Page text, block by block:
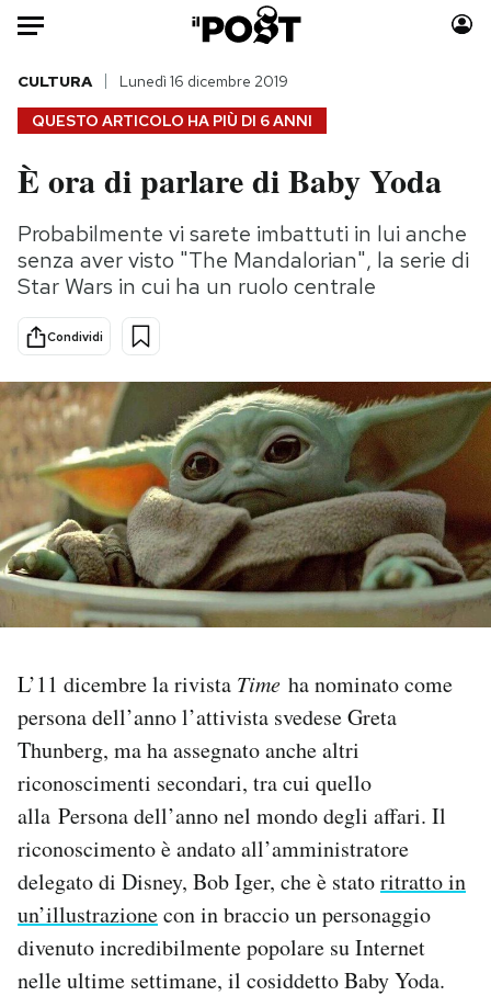
Auto
HOME
Italia
Politica
Tecnologia
Scienza
Economia
Moda
Consumismi
Storie/Idee
Altrecose
Mondiali calcio 2026
PODCAST
NEWSLETTER
I MIEI PREFERITI
SHOP
CALENDARIO
AREA PERSONALE
Area Personale
Newsletter
QUESTO ARTICOLO HA PIÙ DI 6 ANNI
CULTURA Lunedì 16 dicembre 2019
È ora di parlare di Baby Yoda
Probabilmente vi sarete imbattuti in lui anche
senza aver visto "The Mandalorian", la serie di
Star Wars in cui ha un ruolo centrale
Condividi
L’11 dicembre la rivista Time ha nominato come
persona dell’anno l’attivista svedese Greta
Thunberg, ma ha assegnato anche altri
riconoscimenti secondari, tra cui quello
alla Persona dell’anno nel mondo degli affari. Il
riconoscimento è andato all’amministratore
delegato di Disney, Bob Iger, che è statoritratto in
un’illustrazionecon in braccio un personaggio
divenuto incredibilmente popolare su Internet
nelle ultime settimane, il cosiddetto Baby Yoda.